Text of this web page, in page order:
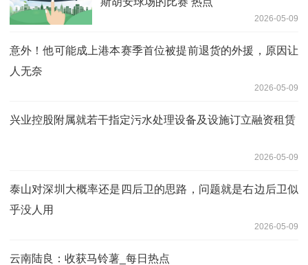
2026-05-09
意外！他可能成上港本赛季首位被提前退货的外援，原因让
人无奈
2026-05-09
兴业控股附属就若干指定污水处理设备及设施订立融资租赁
2026-05-09
泰山对深圳大概率还是四后卫的思路，问题就是右边后卫似
乎没人用
2026-05-09
云南陆良：收获马铃薯_每日热点